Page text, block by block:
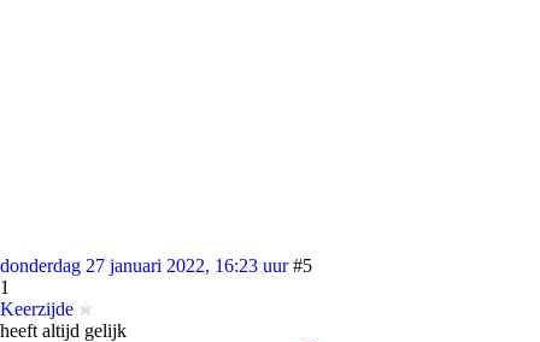
donderdag 27 januari 2022, 16:23 uur #5
1
Keerzijde
heeft altijd gelijk